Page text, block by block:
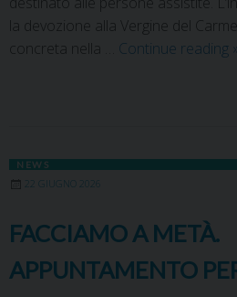
la devozione alla Vergine del
concreta nella … Continue reading
NEWS
22 GIUGNO 2026
FACCIAMO A METÀ.
APPUNTAMENTO